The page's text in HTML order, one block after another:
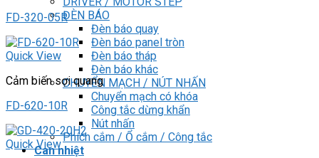
ĐÈN BÁO
Đèn báo quay
Đèn báo panel tròn
Đèn báo tháp
Đèn báo khác
CHUYỂN MẠCH / NÚT NHẤN
Chuyển mạch có khóa
Công tắc dừng khẩn
Nút nhấn
Phích cắm / Ổ cắm / Công tắc
Can nhiệt
FD-320-05R
Quick View
Cảm biến sợi quang
FD-620-10R
Quick View